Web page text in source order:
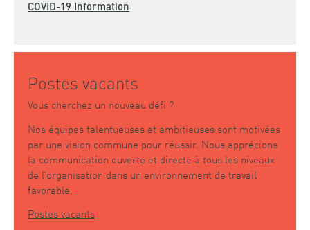
COVID-19 Information
Postes vacants
Vous cherchez un nouveau défi ?
Nos équipes talentueuses et ambitieuses sont motivées
par une vision commune pour réussir. Nous apprécions
la communication ouverte et directe à tous les niveaux
de l’organisation dans un environnement de travail
favorable.
Postes vacants